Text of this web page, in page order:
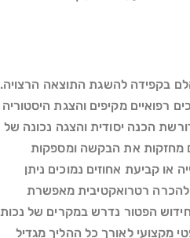
בקפידה להשגת התוצאה הרצויה.
רפואיים מקיפים והצגת היסטוריה
הכנה יסודית והצגה נכונה של
מחזקות את הבקשה ומספקות
קביעת אחוזים נמוכים ניתן
רטרואקטיבית מאפשרת
הפטור נדרש במקרים של נכות
מקצועי לאורך כל ההליך מגדיל